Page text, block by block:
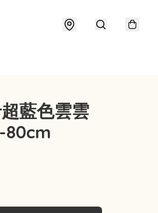
藍色雲雲
80cm